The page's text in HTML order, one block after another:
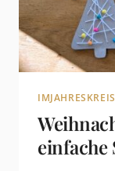
IMJAHRESKREIS